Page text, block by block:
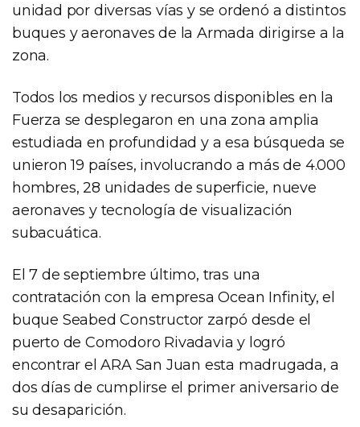
unidad por diversas vías y se ordenó a distintos
buques y aeronaves de la Armada dirigirse a la
zona.
Todos los medios y recursos disponibles en la
Fuerza se desplegaron en una zona amplia
estudiada en profundidad y a esa búsqueda se
unieron 19 países, involucrando a más de 4.000
hombres, 28 unidades de superficie, nueve
aeronaves y tecnología de visualización
subacuática.
El 7 de septiembre último, tras una
contratación con la empresa Ocean Infinity, el
buque Seabed Constructor zarpó desde el
puerto de Comodoro Rivadavia y logró
encontrar el ARA San Juan esta madrugada, a
dos días de cumplirse el primer aniversario de
su desaparición.